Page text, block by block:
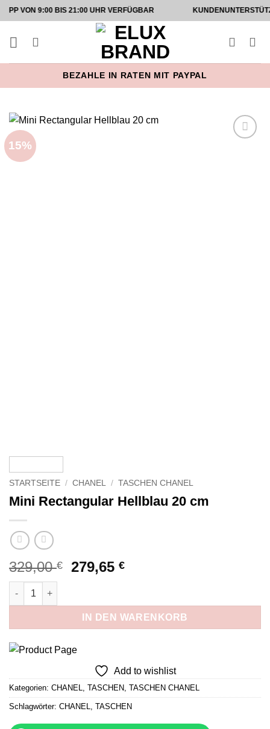
Zum
Inhalt
springen
9:00 BIS 21:00 UHR VERFÜGBAR KUNDENUNTERSTÜTZUNG
BEZAHLE IN RATEN MIT PAYPAL
15%
STARTSEITE / CHANEL / TASCHEN CHANEL
Mini Rectangular Hellblau 20 cm
329,00€
Ursprünglicher
329,00 €
279,65€Aktueller
279,65 €.
Mini Rectangular Hellblau 20 cm Menge
IN DEN WARENKORB
Add to wishlist
Kategorien: CHANEL TASCHEN TASCHEN CHANEL
Schlagwörter: CHANEL TASCHEN